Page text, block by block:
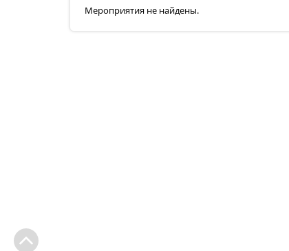
Мероприятия не найдены.